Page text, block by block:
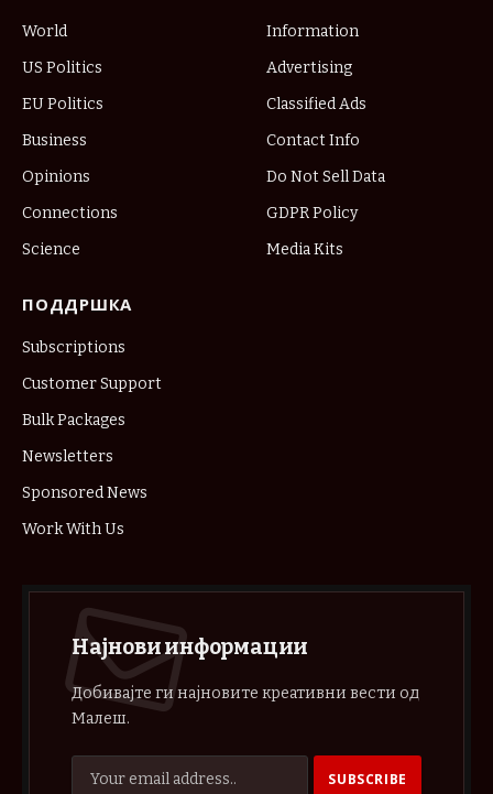
World
US Politics
EU Politics
Business
Opinions
Connections
Science
Information
Advertising
Classified Ads
Contact Info
Do Not Sell Data
GDPR Policy
Media Kits
ПОДДРШКА
Subscriptions
Customer Support
Bulk Packages
Newsletters
Sponsored News
Work With Us
Најнови информации
Добивајте ги најновите креативни вести од
Малеш.